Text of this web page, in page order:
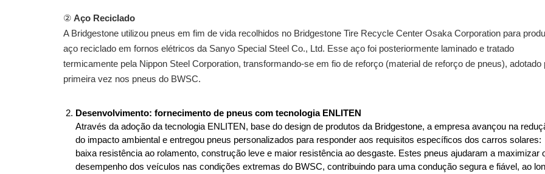
② Aço Reciclado
A Bridgestone utilizou pneus em fim de vida recolhidos no Bridgestone Tire Recycle Center Osaka Corporation para
aço reciclado em fornos elétricos da Sanyo Special Steel Co., Ltd. Esse aço foi posteriormente laminado e tratado
termicamente pela Nippon Steel Corporation, transformando-se em fio de reforço (material de reforço de pneus), adotado
primeira vez nos pneus do BWSC.
Desenvolvimento: fornecimento de pneus com tecnologia ENLITEN
Através da adoção da tecnologia ENLITEN, base do design de produtos da Bridgestone, a empresa avançou na
do impacto ambiental e entregou pneus personalizados para responder aos requisitos específicos dos carros solares:
baixa resistência ao rolamento, construção leve e maior resistência ao desgaste. Estes pneus ajudaram a maximizar
desempenho dos veículos nas condições extremas do BWSC, contribuindo para uma condução segura e fiável, ao